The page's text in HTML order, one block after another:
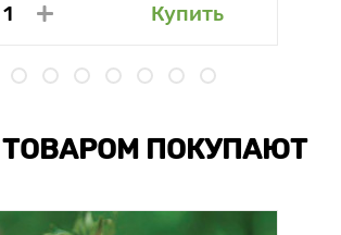
Купить
ПОКУПАЮТ